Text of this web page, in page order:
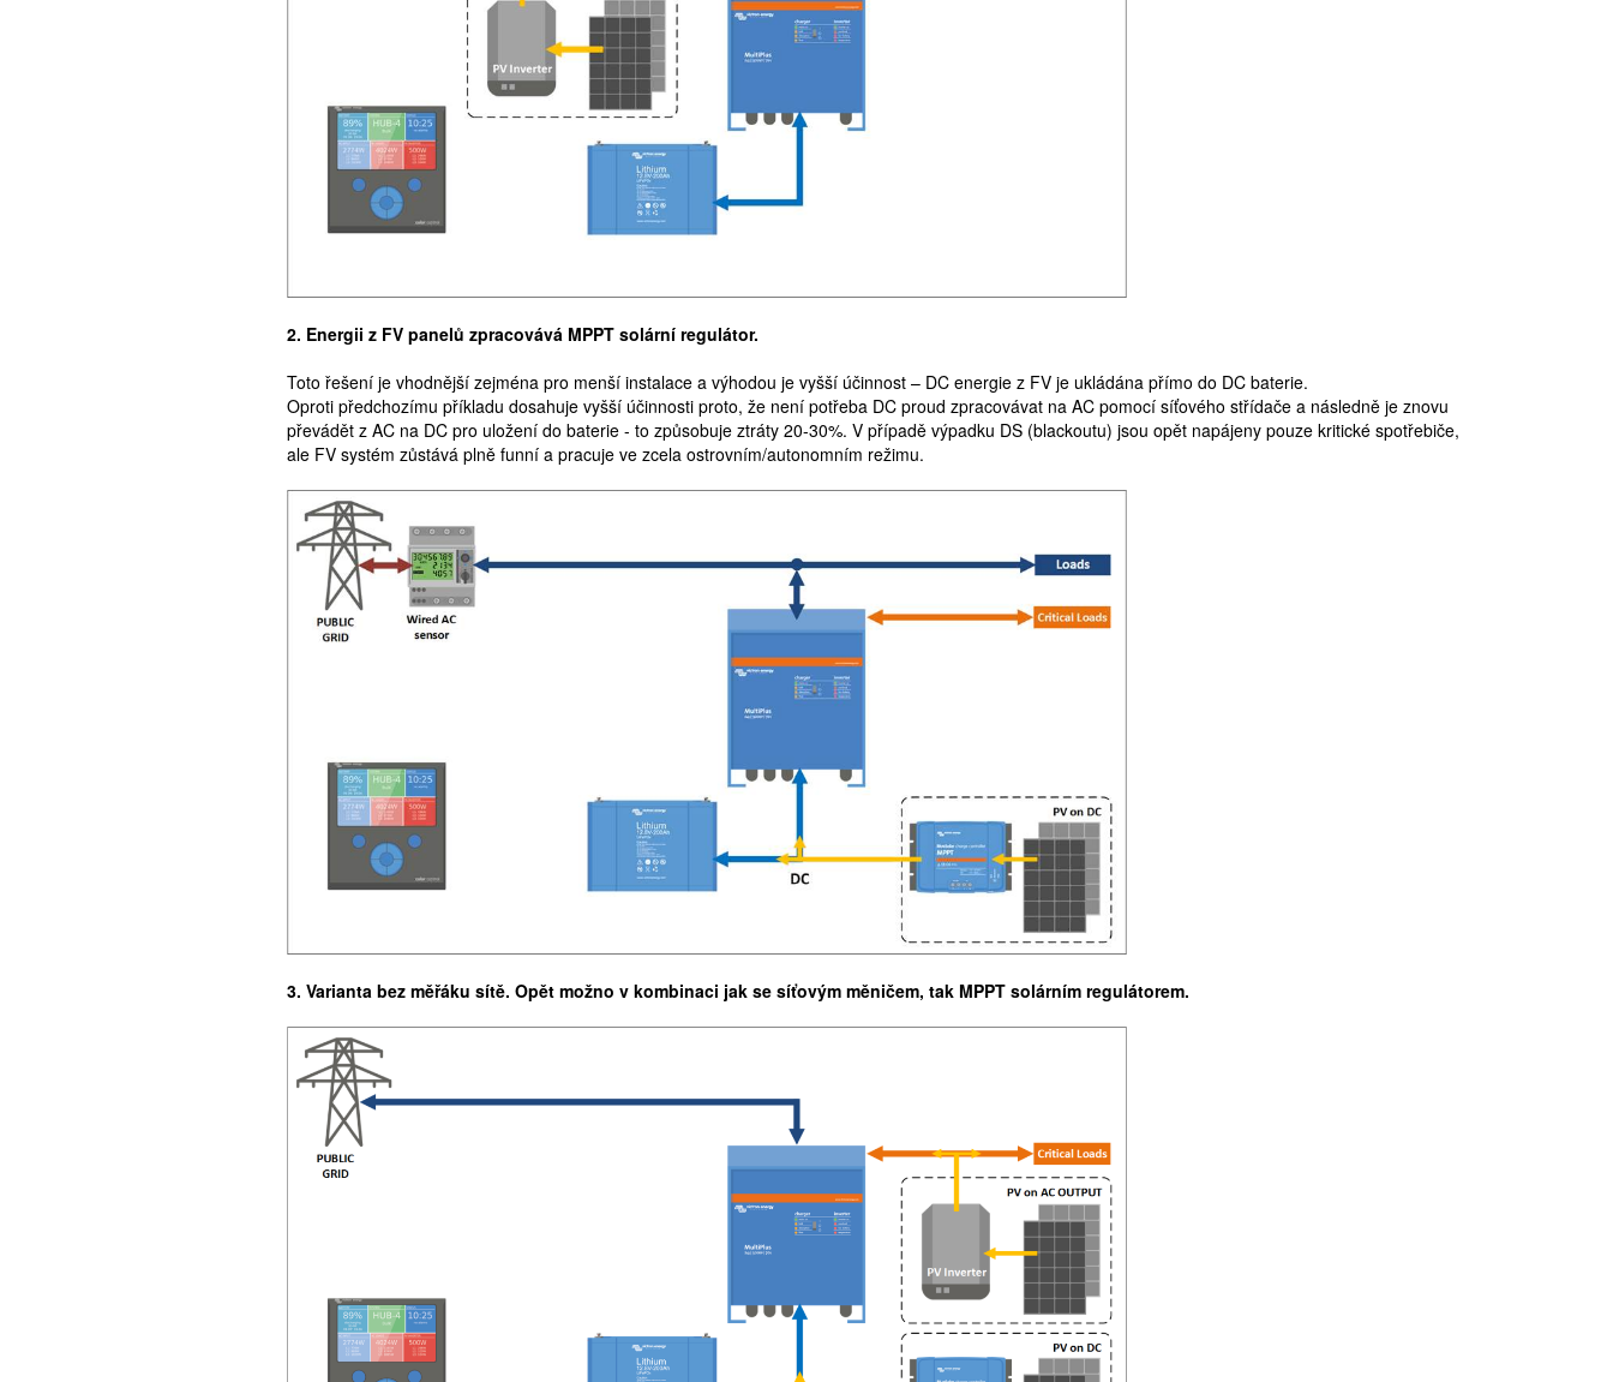
2. Energii z FV panelů zpracovává MPPT solární regulátor.
Toto řešení je vhodnější zejména pro menší instalace a výhodou je vyšší účinnost – DC energie z FV je ukládána přímo do DC baterie.
Oproti předchozímu příkladu dosahuje vyšší účinnosti proto, že není potřeba DC proud zpracovávat na AC pomocí síťového střídače a následně je znovu
převádět z AC na DC pro uložení do baterie - to způsobuje ztráty 20-30%. V případě výpadku DS (blackoutu) jsou opět napájeny pouze kritické spotřebiče,
ale FV systém zůstává plně funní a pracuje ve zcela ostrovním/autonomním režimu.
3. Varianta bez měřáku sítě. Opět možno v kombinaci jak se síťovým měničem, tak MPPT solárním regulátorem.